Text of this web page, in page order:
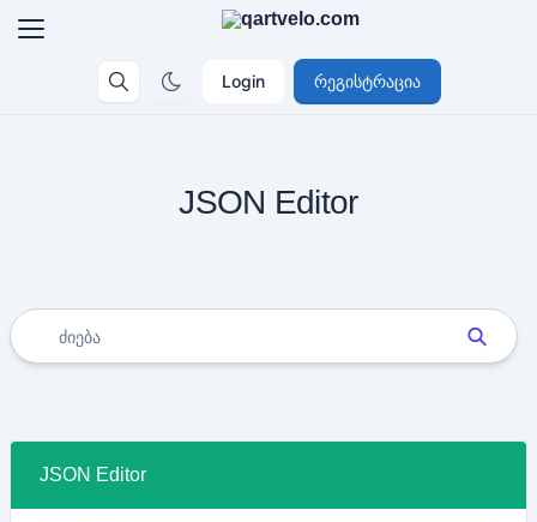
Login რეგისტრაცია
JSON Editor
JSON Editor